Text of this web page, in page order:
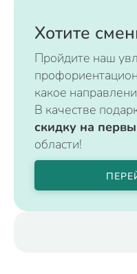
Хотите
Пройдите наш
какое
В качестве
скидку на
области!